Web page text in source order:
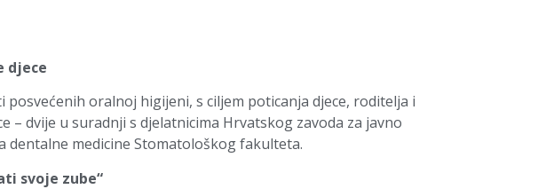
djece
oralnoj higijeni, s ciljem poticanja djece, roditelja i
dvije u suradnji s djelatnicima Hrvatskog zavoda za javno
dentalne medicine Stomatološkog fakulteta.
svoje zube“